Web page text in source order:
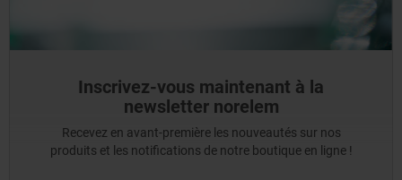
Inscrivez-vous maintenant à la
newsletter norelem
Recevez en avant-première les nouveautés sur nos
produits et les notifications de notre boutique en ligne !